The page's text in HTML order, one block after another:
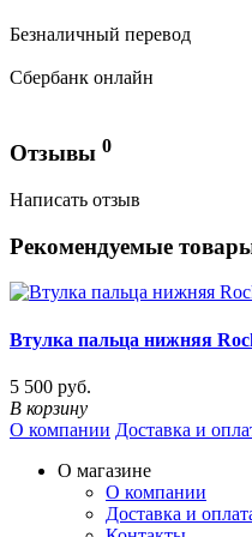
Безналичный перевод
Сбербанк онлайн
Отзывы 0
Написать отзыв
Рекомендуемые
Втулка пальца нижняя
5 500 руб.
В корзину
О компании Доставка и
О магазине
О компании
Доставка и